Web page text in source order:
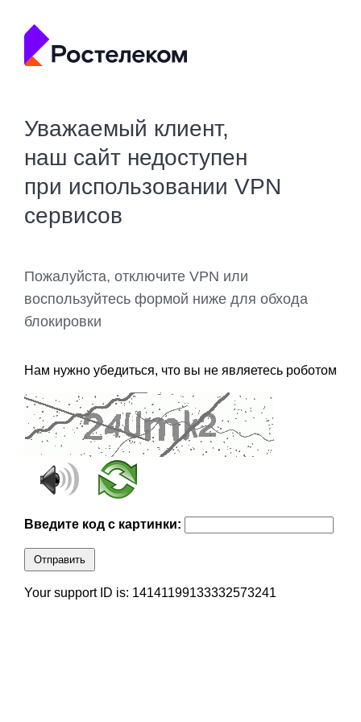
Уважаемый клиент,
наш сайт недоступен
при использовании VPN
сервисов
Пожалуйста, отключите VPN или
воспользуйтесь формой ниже для обхода
блокировки
Нам нужно убедиться, что вы не являетесь роботом
Введите код с картинки:
Отправить
Your support ID is: 14141199133332573241